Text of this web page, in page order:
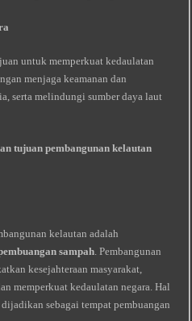
untuk memperkuat kedaulatan
menjaga keamanan dan
serta melindungi sumber daya laut
tujuan pembangunan kelautan
kelautan adalah
sampah. Pembangunan
kesejahteraan masyarakat,
memperkuat kedaulatan negara. Hal
sebagai tempat pembuangan